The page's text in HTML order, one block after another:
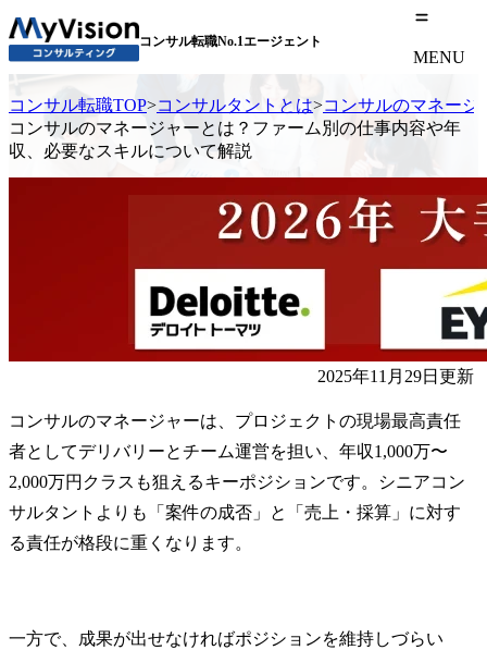
コンサル転職No.1エージェント
MENU
コンサル転職TOP>コンサルタントとは>コンサルのマネー
コンサルのマネージャーとは？ファーム別の仕事内容や年
収、必要なスキルについて解説
2025年11月29日更新
コンサルのマネージャーは、プロジェクトの現場最高責任
者としてデリバリーとチーム運営を担い、年収1,000万〜
2,000万円クラスも狙えるキーポジションです。シニアコン
サルタントよりも「案件の成否」と「売上・採算」に対す
る責任が格段に重くなります。
一方で、成果が出せなければポジションを維持しづらい